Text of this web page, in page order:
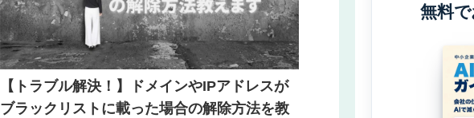
【トラブル解決！】ドメインやIPアドレスが
ブラックリストに載った場合の解除方法を教
無料で